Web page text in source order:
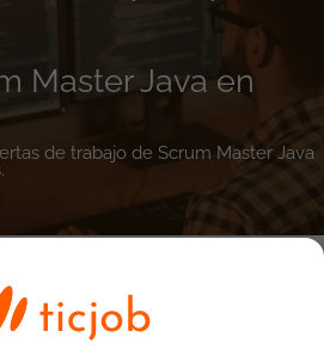
Master Java en
de trabajo de Scrum Master Java